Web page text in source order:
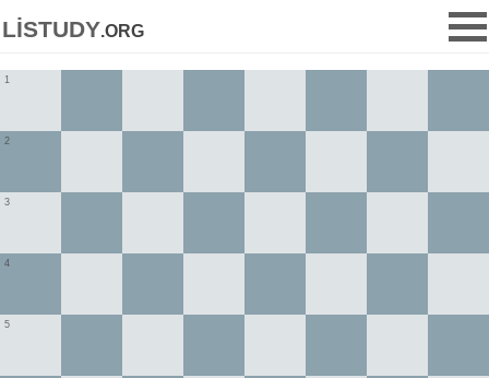
listudy.org
1
2
3
4
5